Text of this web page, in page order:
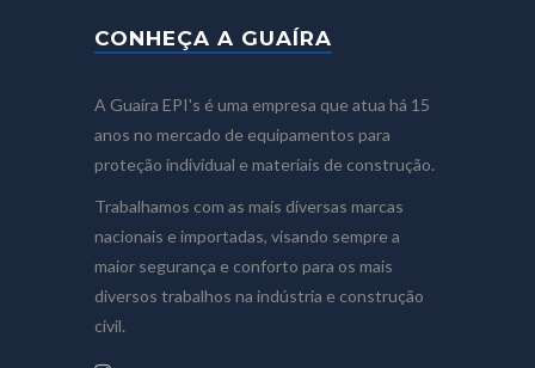
CONHEÇA A GUAÍRA
A Guaíra EPI's é uma empresa que atua há 15
anos no mercado de equipamentos para
proteção individual e materiais de construção.
Trabalhamos com as mais diversas marcas
nacionais e importadas, visando sempre a
maior segurança e conforto para os mais
diversos trabalhos na indústria e construção
civil.